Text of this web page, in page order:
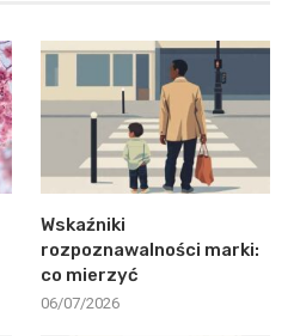
Wskaźniki
rozpoznawalności marki:
co mierzyć
06/07/2026